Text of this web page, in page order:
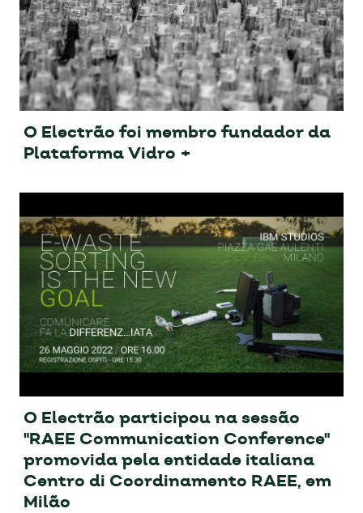
O Electrão foi membro fundador da
Plataforma Vidro +
O Electrão participou na sessão
"RAEE Communication Conference"
promovida pela entidade italiana
Centro di Coordinamento RAEE, em
Milão